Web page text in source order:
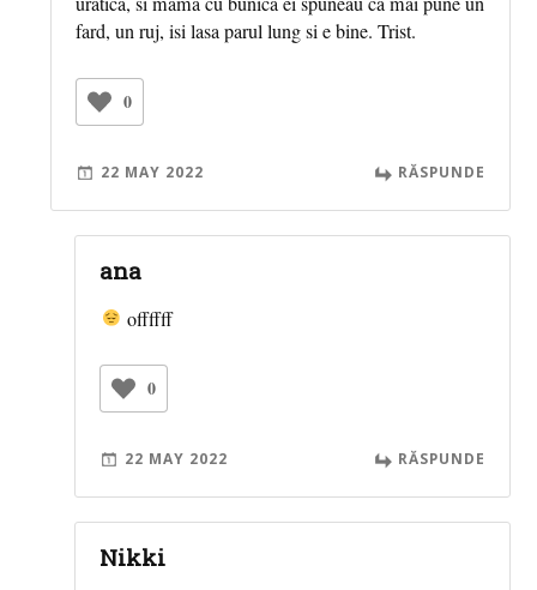
fard, un ruj, isi lasa parul lung si e bine. Trist.
0
22 MAY 2022 RĂSPUNDE
ana
offffff
0
22 MAY 2022 RĂSPUNDE
Nikki